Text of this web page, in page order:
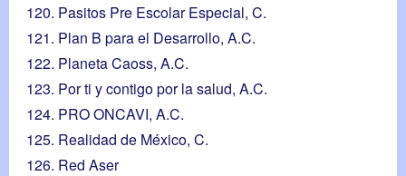
Pasitos Pre Escolar Especial, C.
Plan B para el Desarrollo, A.C.
Planeta Caoss, A.C.
Por ti y contigo por la salud, A.C.
PRO ONCAVI, A.C.
Realidad de México, C.
Red Aser